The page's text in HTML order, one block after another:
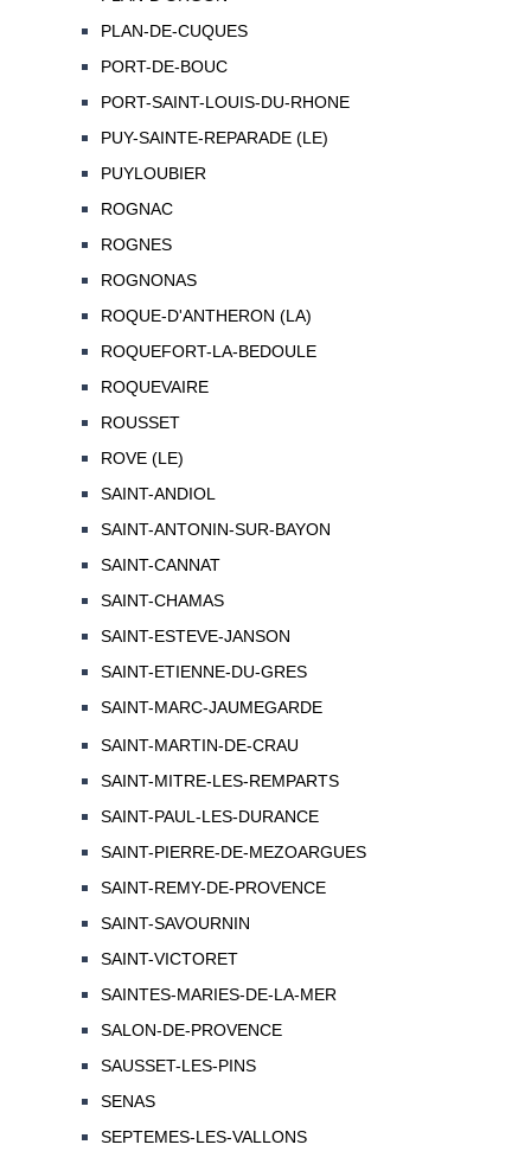
PLAN-DE-CUQUES
PORT-DE-BOUC
PORT-SAINT-LOUIS-DU-RHONE
PUY-SAINTE-REPARADE (LE)
PUYLOUBIER
ROGNAC
ROGNES
ROGNONAS
ROQUE-D'ANTHERON (LA)
ROQUEFORT-LA-BEDOULE
ROQUEVAIRE
ROUSSET
ROVE (LE)
SAINT-ANDIOL
SAINT-ANTONIN-SUR-BAYON
SAINT-CANNAT
SAINT-CHAMAS
SAINT-ESTEVE-JANSON
SAINT-ETIENNE-DU-GRES
SAINT-MARC-JAUMEGARDE
SAINT-MARTIN-DE-CRAU
SAINT-MITRE-LES-REMPARTS
SAINT-PAUL-LES-DURANCE
SAINT-PIERRE-DE-MEZOARGUES
SAINT-REMY-DE-PROVENCE
SAINT-SAVOURNIN
SAINT-VICTORET
SAINTES-MARIES-DE-LA-MER
SALON-DE-PROVENCE
SAUSSET-LES-PINS
SENAS
SEPTEMES-LES-VALLONS